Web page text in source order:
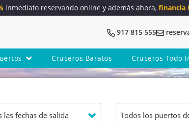
inmediato reservando online y además ahora, financia
917 815 555
Cruceros Baratos Cruceros Todo